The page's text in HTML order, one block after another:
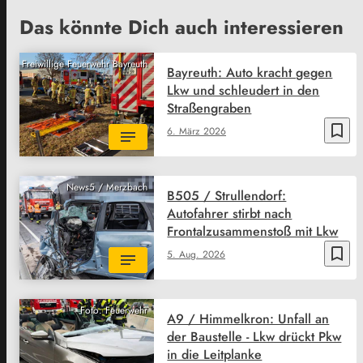
Das könnte Dich auch interessieren
Freiwillige Feuerwehr Bayreuth
bookmark_border
6. März 2026
Bayreuth: Auto kracht gegen
Lkw und schleudert in den
Straßengraben
News5 / Merzbach
bookmark_border
5. Aug. 2026
B505 / Strullendorf:
Autofahrer stirbt nach
Frontalzusammenstoß mit Lkw
Foto: Feuerwehr
A9 / Himmelkron: Unfall an
der Baustelle - Lkw drückt Pkw
in die Leitplanke